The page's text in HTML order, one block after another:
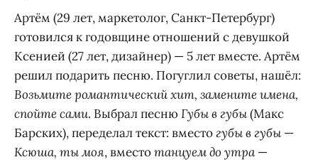
Артём (29 лет, маркетолог, Санкт-Петербург)
готовился к годовщине отношений с девушкой
Ксенией (27 лет, дизайнер) — 5 лет вместе. Артём
решил подарить песню. Погуглил советы, нашёл:
Возьмите романтический хит, замените имена,
спойте сами. Выбрал песнюГубы в губы(Макс
Барских), переделал текст: вместогубы в губы —
Ксюша, ты моя, вместотанцуем до утра —